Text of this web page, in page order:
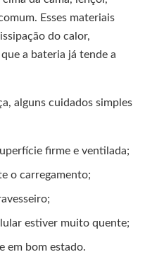
Esses materiais
do calor,
a bateria já tende a
alguns cuidados simples
firme e ventilada;
o carregamento;
estiver muito quente;
em bom estado.